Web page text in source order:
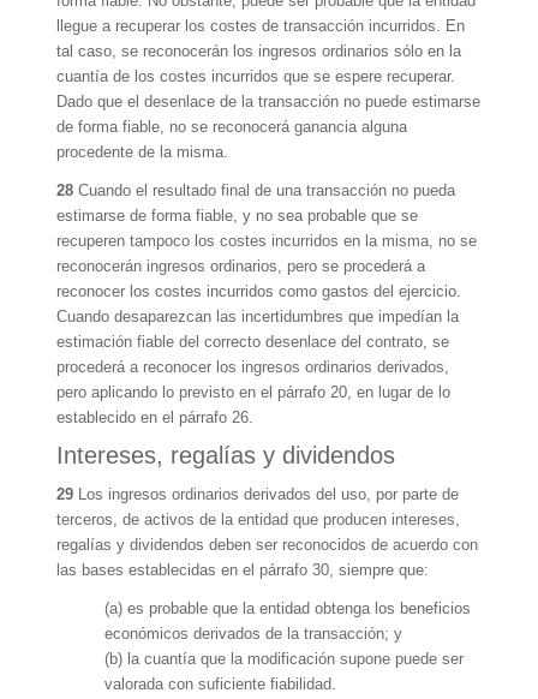
llegue a recuperar los costes de transacción incurridos. En
tal caso, se reconocerán los ingresos ordinarios sólo en la
cuantía de los costes incurridos que se espere recuperar.
Dado que el desenlace de la transacción no puede estimarse
de forma fiable, no se reconocerá ganancia alguna
procedente de la misma.
28 Cuando el resultado final de una transacción no pueda
estimarse de forma fiable, y no sea probable que se
recuperen tampoco los costes incurridos en la misma, no se
reconocerán ingresos ordinarios, pero se procederá a
reconocer los costes incurridos como gastos del ejercicio.
Cuando desaparezcan las incertidumbres que impedían la
estimación fiable del correcto desenlace del contrato, se
procederá a reconocer los ingresos ordinarios derivados,
pero aplicando lo previsto en el párrafo 20, en lugar de lo
establecido en el párrafo 26.
Intereses, regalías y dividendos
29 Los ingresos ordinarios derivados del uso, por parte de
terceros, de activos de la entidad que producen intereses,
regalías y dividendos deben ser reconocidos de acuerdo con
las bases establecidas en el párrafo 30, siempre que:
(a) es probable que la entidad obtenga los beneficios
económicos derivados de la transacción; y
(b) la cuantía que la modificación supone puede ser
valorada con suficiente fiabilidad.